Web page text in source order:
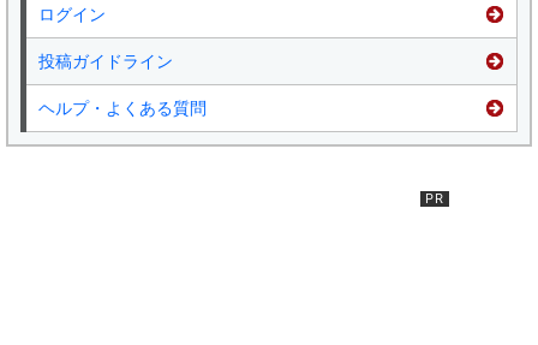
ログイン
投稿ガイドライン
ヘルプ・よくある質問